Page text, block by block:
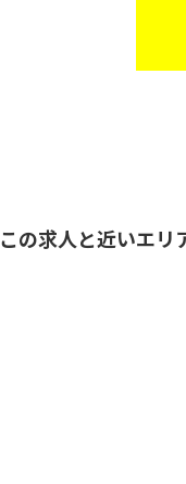
この求人と近いエリ